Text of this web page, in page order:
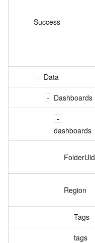
Success
Data
Dashboards
dashboards
FolderUid
Region
Tags
tags